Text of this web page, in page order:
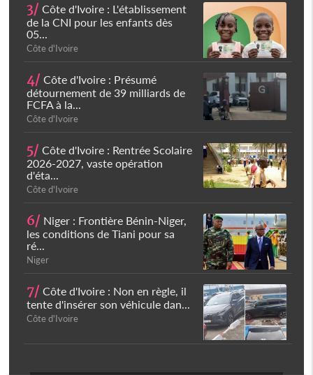
3/ Côte d'Ivoire : L'établissement
de la CNI pour les enfants dès
05...
Côte d'Ivoire
4/ Côte d'Ivoire : Présumé
détournement de 39 milliards de
FCFA à la...
Côte d'Ivoire
5/ Côte d'Ivoire : Rentrée Scolaire
2026-2027, vaste opération
d'éta...
Côte d'Ivoire
6/ Niger : Frontière Bénin-Niger,
les conditions de Tiani pour sa
ré...
Niger
7/ Côte d'Ivoire : Non en règle, il
tente d'insérer son véhicule dan...
Côte d'Ivoire